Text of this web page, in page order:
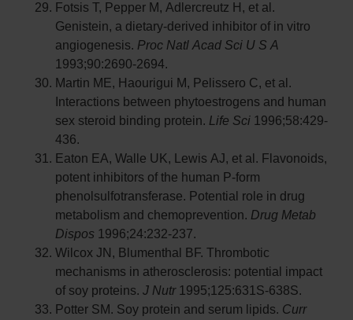
Fotsis T, Pepper M, Adlercreutz H, et al.
Genistein, a dietary-derived inhibitor of in vitro
angiogenesis. Proc Natl Acad Sci U S A
1993;90:2690-2694.
Martin ME, Haourigui M, Pelissero C, et al.
Interactions between phytoestrogens and human
sex steroid binding protein. Life Sci 1996;58:429-
436.
Eaton EA, Walle UK, Lewis AJ, et al. Flavonoids,
potent inhibitors of the human P-form
phenolsulfotransferase. Potential role in drug
metabolism and chemoprevention. Drug Metab
Dispos 1996;24:232-237.
Wilcox JN, Blumenthal BF. Thrombotic
mechanisms in atherosclerosis: potential impact
of soy proteins. J Nutr1995;125:631S-638S.
Potter SM. Soy protein and serum lipids. Curr